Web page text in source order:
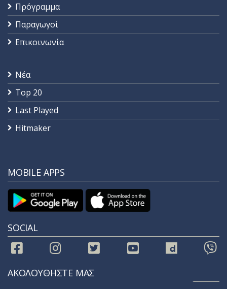
Πρόγραμμα
Παραγωγοί
Επικοινωνία
Νέα
Top 20
Last Played
Hitmaker
MOBILE APPS
SOCIAL
ΑΚΟΛΟΥΘΗΣΤΕ ΜΑΣ